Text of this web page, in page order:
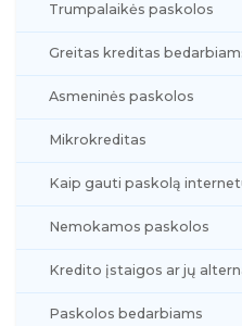
Trumpalaikės paskolos
Greitas kreditas
Asmeninės paskolos
Mikrokreditas
Kaip gauti paskolą
Nemokamos paskolos
Kredito įstaigos ar jų
Paskolos bedarbiams